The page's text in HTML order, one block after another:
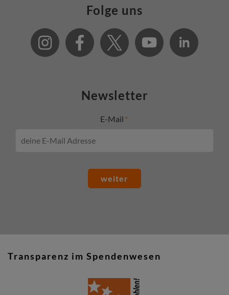
Folge uns
Newsletter
E-Mail
weiter
Transparenz im Spendenwesen